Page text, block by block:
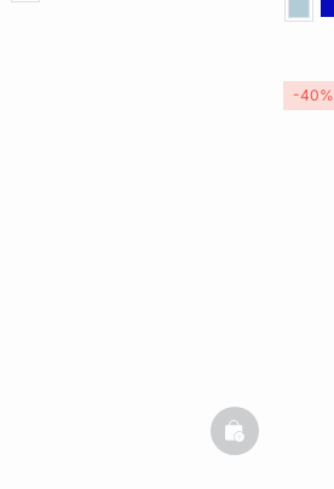
basketfull
-40%